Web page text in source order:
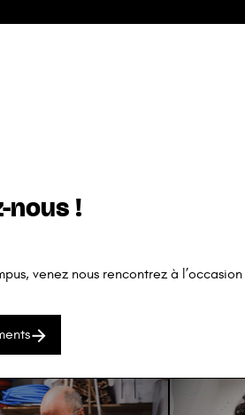
nous !
venez nous rencontrez à